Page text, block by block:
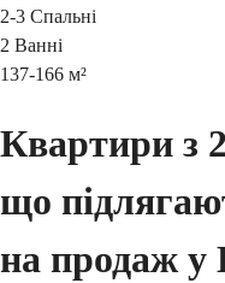
2-3 Спальні
2 Ванні
137-166 м²
Квартири з
що
на продаж